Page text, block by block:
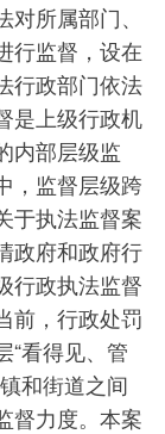
所属部门、
行监督，设在
行政部门依法
是上级行政机
内部层级监
，监督层级跨
于执法监督案
政府和政府行
行政执法监督
前，行政处罚
“看得见、管
和街道之间
督力度。本案